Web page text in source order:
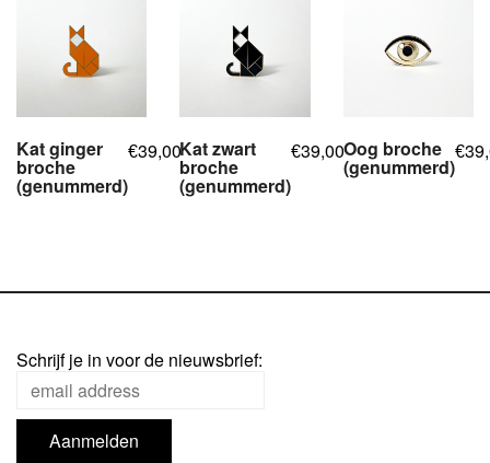
Kat ginger
broche
(genummerd)
€39,00Kat zwart
broche
(genummerd)
€39,00Oog broche
(genummerd)
€
Schrijf je in voor de nieuwsbrief: